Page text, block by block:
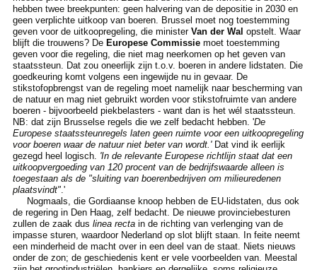
hebben twee breekpunten: geen halvering van de depositie in 2030 en
geen verplichte uitkoop van boeren. Brussel moet nog toestemming
geven voor de uitkoopregeling, die minister Van der Wal opstelt. Waar
blijft die trouwens? De Europese Commissiemoet toestemming
geven voor die regeling, die niet mag neerkomen op het geven van
staatssteun. Dat zou oneerlijk zijn t.o.v. boeren in andere lidstaten. Die
goedkeuring komt volgens een ingewijde nu in gevaar. De
stikstofopbrengst van de regeling moet namelijk naar bescherming van
de natuur en mag niet gebruikt worden voor stikstofruimte van andere
boeren - bijvoorbeeld piekbelasters - want dan is het wél staatssteun.
NB: dat zijn Brusselse regels die we zelf bedacht hebben. 'De
Europese staatssteunregels laten geen ruimte voor een uitkoopregeling
voor boeren waar de natuur niet beter van wordt.'Dat vind ik eerlijk
gezegd heel logisch. 'In de relevante Europese richtlijn staat dat een
uitkoopvergoeding van 120 procent van de bedrijfswaarde alleen is
toegestaan als de "sluiting van boerenbedrijven om milieuredenen
plaatsvindt".'
Nogmaals, die Gordiaanse knoop hebben de EU-lidstaten, dus ook
de regering in Den Haag, zelf bedacht. De nieuwe provinciebesturen
zullen de zaak dus linea rectain de richting van verlenging van de
impasse sturen, waardoor Nederland op slot blijft staan. In feite neemt
een minderheid de macht over in een deel van de staat. Niets nieuws
onder de zon; de geschiedenis kent er vele voorbeelden van. Meestal